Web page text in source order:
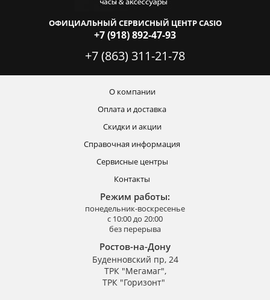
ОФИЦИАЛЬНЫЙ СЕРВИСНЫЙ ЦЕНТР CASIO
+7 (918) 892-47-93
+7 (863) 311-21-78
О компании
Оплата и доставка
Скидки и акции
Справочная информация
Сервисные центры
Контакты
Режим работы:
понедельник-воскресенье
с 10:00 до 20:00
без перерыва
Ростов-на-Дону
Буденновский пр, 24
ТРК "Мегамаг",
ТРК "Горизонт"